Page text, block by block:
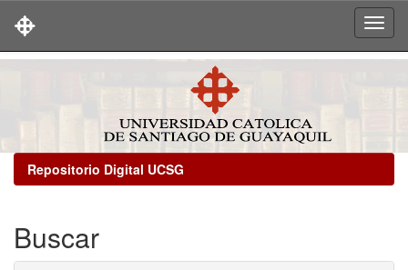
Repositorio Digital UCSG
Buscar